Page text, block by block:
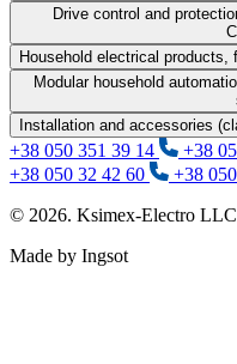
Drive control and
Household electrical
Modular household
Installation and accessories
+38 050 351 39 14 +38
+38 050 32 42 60
+38
© 2026. Ksimex-Electro
Made by Ingsot